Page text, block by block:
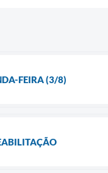
FEIRA (3/8)